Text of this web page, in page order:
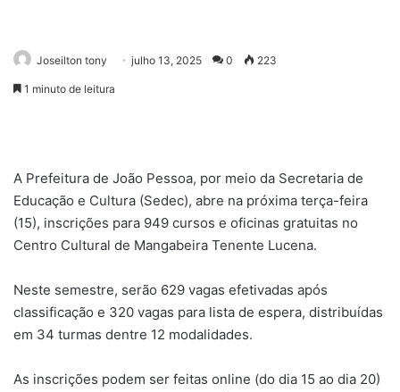
Joseilton tony julho 13, 2025 0 223
1 minuto de leitura
A Prefeitura de João Pessoa, por meio da Secretaria de
Educação e Cultura (Sedec), abre na próxima terça-feira
(15), inscrições para 949 cursos e oficinas gratuitas no
Centro Cultural de Mangabeira Tenente Lucena.
Neste semestre, serão 629 vagas efetivadas após
classificação e 320 vagas para lista de espera, distribuídas
em 34 turmas dentre 12 modalidades.
As inscrições podem ser feitas online (do dia 15 ao dia 20)